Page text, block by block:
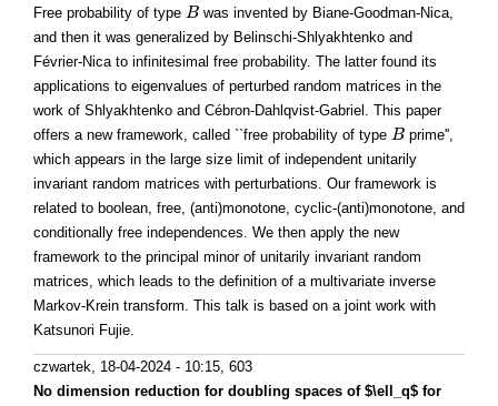
Free probability of type B
B was invented by Biane-Goodman-Nica,
and then it was generalized by Belinschi-Shlyakhtenko and
Février-Nica to infinitesimal free probability. The latter found its
applications to eigenvalues of perturbed random matrices in the
work of Shlyakhtenko and Cébron-Dahlqvist-Gabriel. This paper
offers a new framework, called ``free probability of type B
B prime'',
which appears in the large size limit of independent unitarily
invariant random matrices with perturbations. Our framework is
related to boolean, free, (anti)monotone, cyclic-(anti)monotone, and
conditionally free independences. We then apply the new
framework to the principal minor of unitarily invariant random
matrices, which leads to the definition of a multivariate inverse
Markov-Krein transform. This talk is based on a joint work with
Katsunori Fujie.
czwartek, 18-04-2024 - 10:15, 603
No dimension reduction for doubling spaces of $\ell_q$ for